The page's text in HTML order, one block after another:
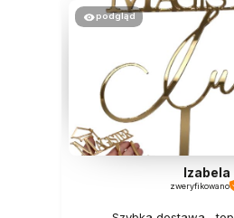
podgląd
Izabela
zweryfikowano